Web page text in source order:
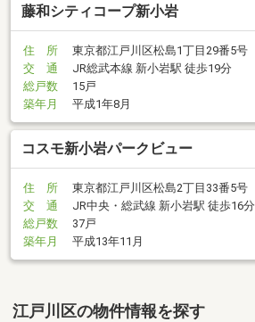
藤和シティコープ新小岩
住 所
東京都江戸川区松島1丁目29番5号
交 通
JR総武本線 新小岩駅 徒歩19分
総戸数
15戸
築年月
平成1年8月
コスモ新小岩パークビュー
住 所
東京都江戸川区松島2丁目33番5号
交 通
JR中央・総武線 新小岩駅 徒歩16分
総戸数
37戸
築年月
平成13年11月
江戸川区の物件情報を探す